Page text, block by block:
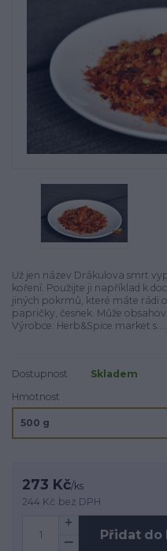
Už jen název Drákulova smrt
koření. Použijte ji například k
jiných pokrmů, které máte rádi
papričky, česnek. Může
Výrobce: Herb&Spice market s....
Dostupnost
Skladem
Hmotnost
273 Kč/ks
244 Kč bez DPH
Přidat do